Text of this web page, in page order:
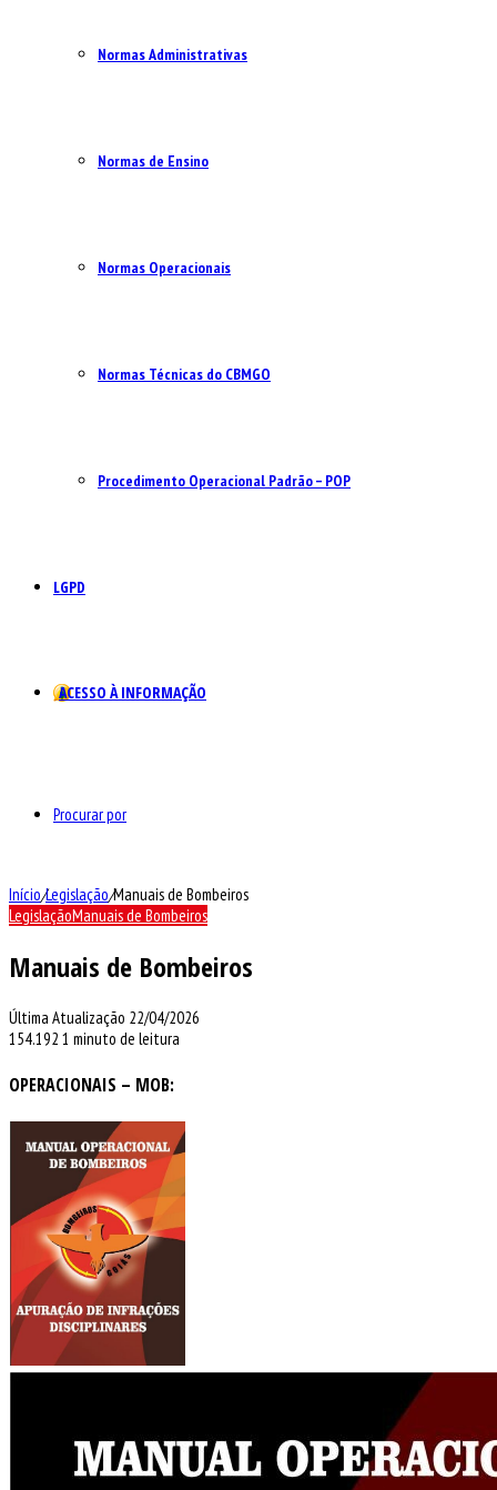
Normas Administrativas
Normas de Ensino
Normas Operacionais
Normas Técnicas do CBMGO
Procedimento Operacional Padrão – POP
LGPD
ACESSO À INFORMAÇÃO
Procurar por
Início/Legislação/Manuais de Bombeiros
LegislaçãoManuais de Bombeiros
Manuais de Bombeiros
Última Atualização 22/04/2026
154.192 1 minuto de leitura
OPERACIONAIS – MOB: